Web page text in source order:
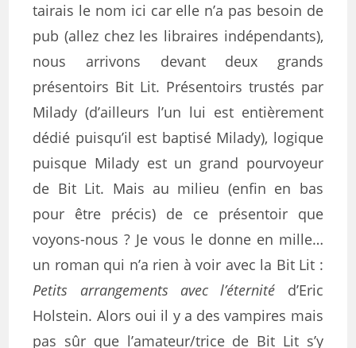
tairais le nom ici car elle n’a pas besoin de
pub (allez chez les libraires indépendants),
nous arrivons devant deux grands
présentoirs Bit Lit. Présentoirs trustés par
Milady (d’ailleurs l’un lui est entièrement
dédié puisqu’il est baptisé Milady), logique
puisque Milady est un grand pourvoyeur
de Bit Lit. Mais au milieu (enfin en bas
pour être précis) de ce présentoir que
voyons-nous ? Je vous le donne en mille…
un roman qui n’a rien à voir avec la Bit Lit :
Petits arrangements avec l’éternité d’Eric
Holstein. Alors oui il y a des vampires mais
pas sûr que l’amateur/trice de Bit Lit s’y